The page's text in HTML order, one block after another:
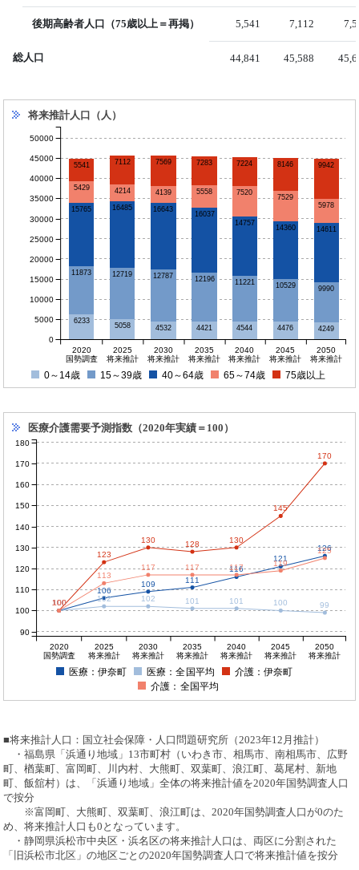
後期高齢者人口（75歳以上＝再掲） 5,541 7,112
総人口 44,841 45,588
将来推計人口（人）
6233
5058 4532 4421 4544 4476 4249
11873 12719 12787 12196 11221 10529 9990
15765 16485 16643
16037
14757
14360 14611
5429 4214 4139 5558 7520
7529
5978
5541 7112 7569 7283 7224 8146 9942
2020
国勢調査
2025
将来推計
2030
将来推計
2035
将来推計
2040
将来推計
2045
将来推計
2050
将来推計
0
5000
10000
15000
20000
25000
30000
35000
40000
45000
50000
0～14歳 15～39歳 40～64歳 65～74歳 75歳以上
医療介護需要予測指数（2020年実績＝100）
100
106
109 111
116
121
126
100 102 102 101 101 100 99
100
123
130 128 130
145
170
100
113
117 117 117 119
125
2020
国勢調査
2025
将来推計
2030
将来推計
2035
将来推計
2040
将来推計
2045
将来推計
2050
将来推計
100
110
120
130
140
150
160
170
90
180
医療：伊奈町 医療：全国平均
介護：伊奈町
介護：全国平均
■将来推計人口：国立社会保障・人口問題研究所（2023年12月推計）
・福島県「浜通り地域」13市町村（いわき市、相馬市、南相馬市、広野
町、楢葉町、富岡町、川内村、大熊町、双葉町、浪江町、葛尾村、新地
町、飯舘村）は、「浜通り地域」全体の将来推計値を2020年国勢調査人口
で按分
※富岡町、大熊町、双葉町、浪江町は、2020年国勢調査人口が0のた
め、将来推計人口も0となっています。
・静岡県浜松市中央区・浜名区の将来推計人口は、両区に分割された
「旧浜松市北区」の地区ごとの2020年国勢調査人口で将来推計値を按分